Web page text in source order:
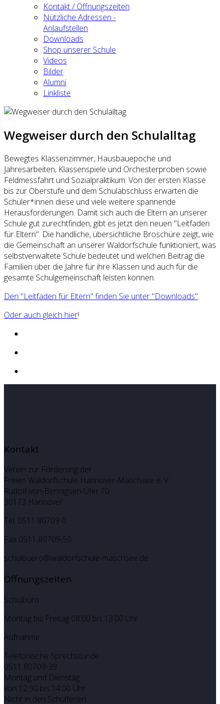
Kontakt / Öffnungszeiten
Nützliche Adressen -
Anlaufstellen
Downloads
Shop unserer Schule
Videos
Bilder
Alumni
Linkliste
Wegweiser durch den Schulalltag
Bewegtes Klassenzimmer, Hausbauepoche und
Jahresarbeiten, Klassenspiele und Orchesterproben sowie
Feldmessfahrt und Sozialpraktikum: Von der ersten Klasse
bis zur Oberstufe und dem Schulabschluss erwarten die
Schüler*innen diese und viele weitere spannende
Herausforderungen. Damit sich auch die Eltern an unserer
Schule gut zurechtfinden, gibt es jetzt den neuen "Leitfaden
für Eltern". Die handliche, übersichtliche Broschüre zeigt, wie
die Gemeinschaft an unserer Waldorfschule funktioniert, was
selbstverwaltete Schule bedeutet und welchen Beitrag die
Familien über die Jahre für ihre Klassen und auch für die
gesamte Schulgemeinschaft leisten können.
Den "Leitfaden für Eltern" finden Sie unter "Downloads".
Oder auch gleich hier!
Kontakt
Verein zur Förderung der
Freien Waldorfschule Hannover-Maschsee e. V.
Rudolf-von-Bennigsen-Ufer 70
30173 Hannover
Tel. 0511 80709-0
Fax 0511 80709-50
schulbuero@waldorfschule-maschsee.de
Öffnungszeiten
Schulbüro
Montag bis Freitag 08:00 bis 13:00 Uhr
Aufnahme
Telefonische Sprechstunde:
0511 80709-39
Montag und Dienstag
von 12:30 bis 14:00 Uhr
Nicht in den Schulferien